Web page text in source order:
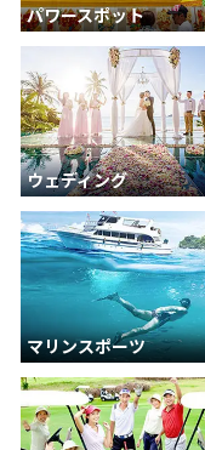
パワースポット
ウェディング
マリンスポーツ